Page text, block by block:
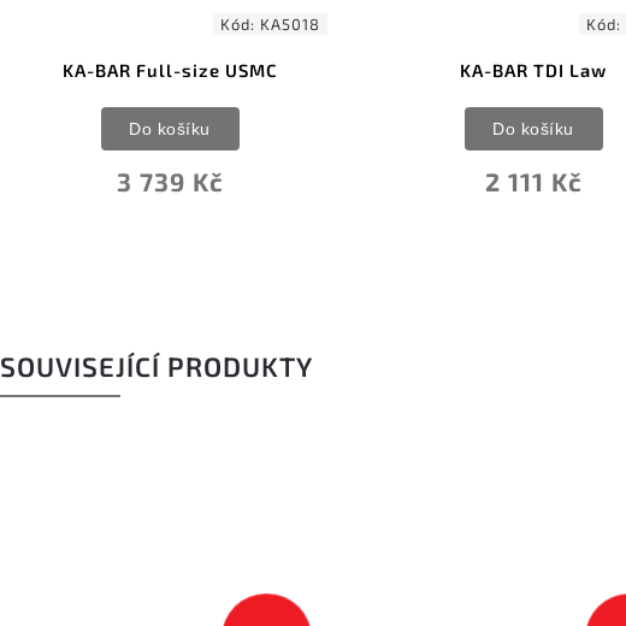
Kód: KA5018
KA-BAR Full-size USMC
3 739 Kč
Do košíku
Kód:
KA-BAR TDI Law
2 111 Kč
Do košíku
SOUVISEJÍCÍ PRODUKTY